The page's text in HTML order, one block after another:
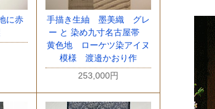
に赤
手描き生紬 墨美織 グレ
ー と 染め九寸名古屋帯
黄色地 ローケツ染アイヌ
模様 渡邉かおり作
253,000円